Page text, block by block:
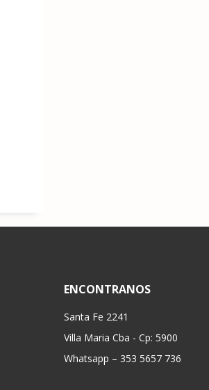
ENCONTRANOS
Santa Fe 2241
Villa Maria Cba - Cp: 5900
Whatsapp – 353 5657 736